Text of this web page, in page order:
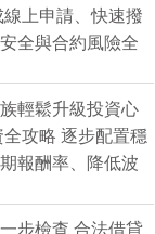
上申請、快速撥
全與合約風險全
族輕鬆升級投資心
攻略 逐步配置穩
報酬率、降低波
一步檢查 合法借貸